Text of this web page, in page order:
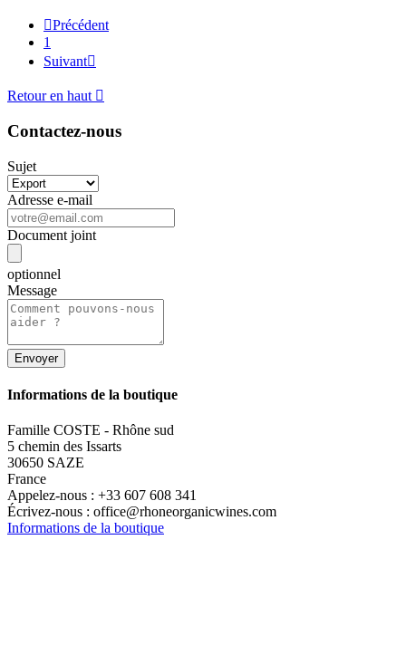
Précédent
1
Suivant
Retour en haut 
Contactez-nous
Sujet
Adresse e-mail
Document joint
optionnel
Message
Informations de la boutique
Famille COSTE - Rhône sud
5 chemin des Issarts
30650 SAZE
France
Appelez-nous : +33 607 608 341
Écrivez-nous : office@rhoneorganicwines.com
Informations de la boutique